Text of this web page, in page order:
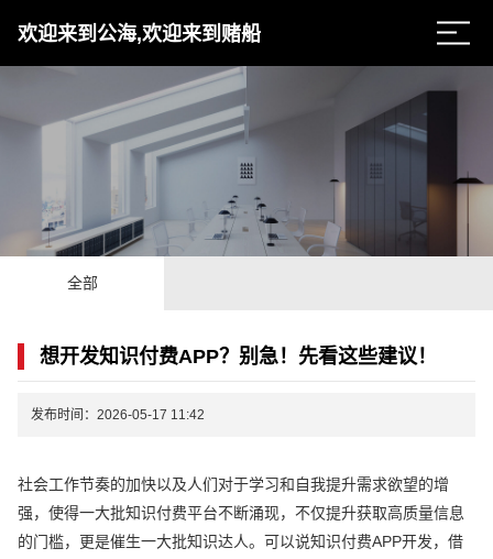
欢迎来到公海,欢迎来到赌船
全部
想开发知识付费APP？别急！先看这些建议！
发布时间：2026-05-17 11:42
社会工作节奏的加快以及人们对于学习和自我提升需求欲望的增
强，使得一大批知识付费平台不断涌现，不仅提升获取高质量信息
的门槛，更是催生一大批知识达人。可以说知识付费APP开发，借